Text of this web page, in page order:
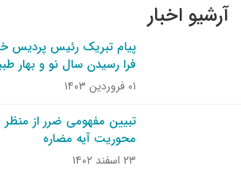
آرشیو اخبار
پیام تبریک رئیس پردیس
فرا رسیدن سال نو و بهار
۰۱ فروردین ۱۴۰۳
تبیین مفهومی ضرر از منظر
محوریت آیه مضاره
۲۳ اسفند ۱۴۰۲